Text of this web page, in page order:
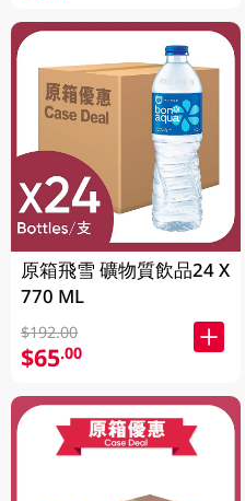
原箱飛雪 礦物質飲品24 X
770 ML
$192.00
$65.00